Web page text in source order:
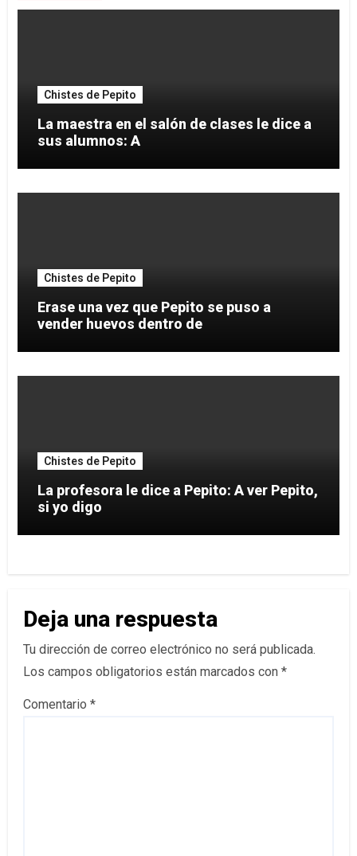
Chistes de Pepito
La maestra en el salón de clases le dice a
sus alumnos: A
Chistes de Pepito
Erase una vez que Pepito se puso a
vender huevos dentro de
Chistes de Pepito
La profesora le dice a Pepito: A ver Pepito,
si yo digo
Deja una respuesta
Tu dirección de correo electrónico no será publicada.
Los campos obligatorios están marcados con *
Comentario *